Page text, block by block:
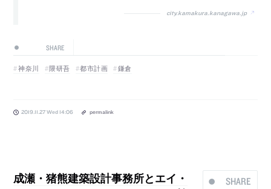
city.kamakura.kanagawa.jp
SHARE
神奈川 隈研吾 都市計画 鎌倉
2019.11.27 Wed 14:06 permalink
SHARE
成瀬・猪熊建築設計事務所とエイ・